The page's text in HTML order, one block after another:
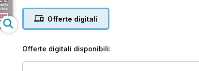
Offerte digitali
Offerte digitali disponibili: